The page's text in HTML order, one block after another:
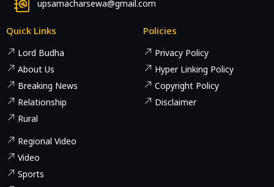
upsamacharsewa@gmail.com
Quick Links
Lord Budha
About Us
Breaking News
Relationship
Rural
Regional Video
Video
Sports
Policies
Privacy Policy
Hyper Linking Policy
Copyright Policy
Disclaimer